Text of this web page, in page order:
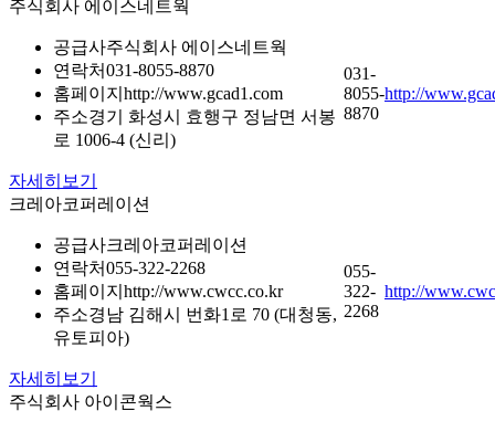
주식회사 에이스네트웍
공급사주식회사 에이스네트웍
연락처031-8055-8870
홈페이지 http://www.gcad1.com
주소경기 화성시 효행구 정남면 서봉
로 1006-4 (신리)
자세히보기
031-
8055-
8870
http://
크레아코퍼레이션
공급사크레아코퍼레이션
연락처055-322-2268
홈페이지 http://www.cwcc.co.kr
주소경남 김해시 번화1로 70 (대청동,
유토피아)
자세히보기
055-
322-
2268
http://
주식회사 아이콘웍스